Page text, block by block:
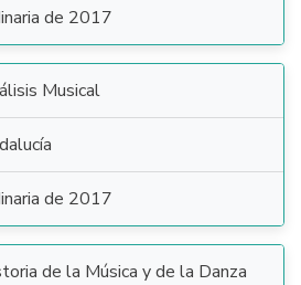
de 2017
Musical
de 2017
de la Música y de la Danza